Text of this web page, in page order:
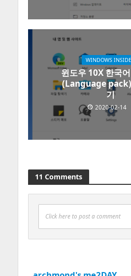
WINDOWS
윈도우 10X 한국
(Language
기
2020-02-14
11 Comments
Click here to post a comment